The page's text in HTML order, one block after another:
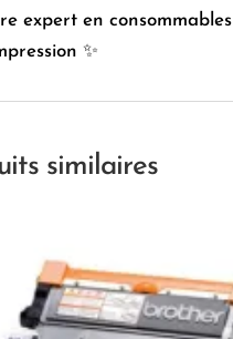
expert en consommables
✨
similaires